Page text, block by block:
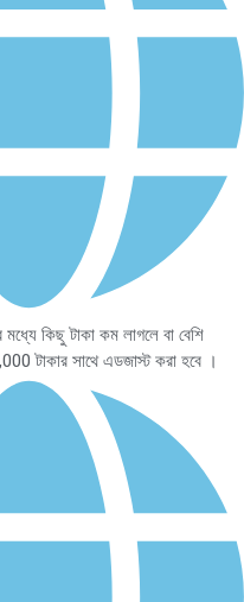
কিছু টাকা কম লাগলে বা বেশি
টাকার সাথে এডজাস্ট করা হবে ।